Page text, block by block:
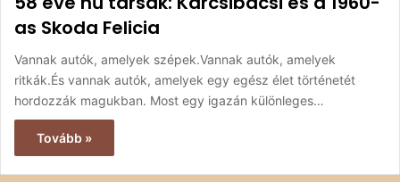
as Skoda Felicia
Vannak autók, amelyek szépek.Vannak autók, amelyek
ritkák.És vannak autók, amelyek egy egész élet történetét
hordozzák magukban. Most egy igazán különleges…
Tovább »